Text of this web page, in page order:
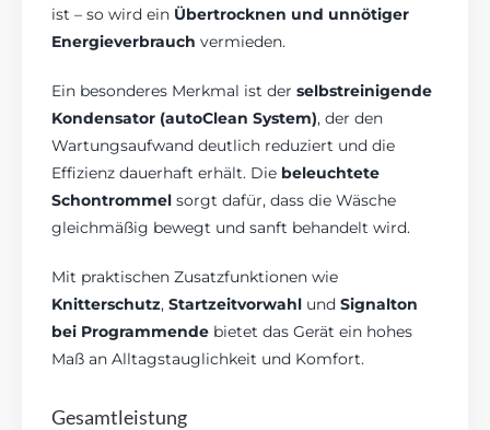
ist – so wird ein Übertrocknen und unnötiger
Energieverbrauch vermieden.
Ein besonderes Merkmal ist derselbstreinigende
Kondensator (autoClean System), der den
Wartungsaufwand deutlich reduziert und die
Effizienz dauerhaft erhält. Die beleuchtete
Schontrommel sorgt dafür, dass die Wäsche
gleichmäßig bewegt und sanft behandelt wird.
Mit praktischen Zusatzfunktionen wie
Knitterschutz,Startzeitvorwahl undSignalton
bei Programmende bietet das Gerät ein hohes
Maß an Alltagstauglichkeit und Komfort.
Gesamtleistung